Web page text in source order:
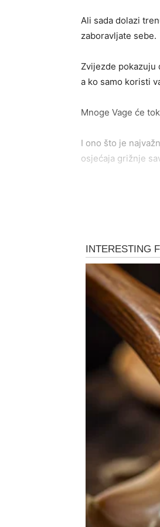
Ali sada dolazi
zaboravljate sebe.
Zvijezde pokazuju
a ko samo koristi
Mnoge Vage će
I ono što je
osjećaja grižnje
najmanje
Pred vama je
Mnoge Vage će
saradnju.
Ono što će vas
Jedna osoba
Neke Vage će
olakšanje.
Zvijezde vam